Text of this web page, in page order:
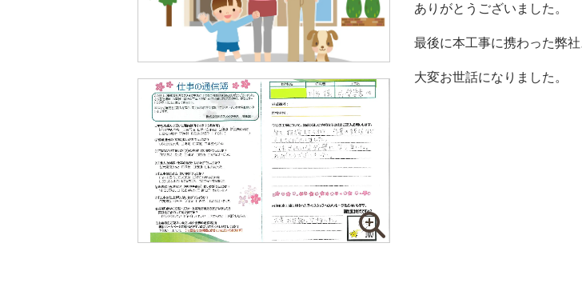
ありがとうございました。
最後に本工事に携わった弊
大変お世話になりました。